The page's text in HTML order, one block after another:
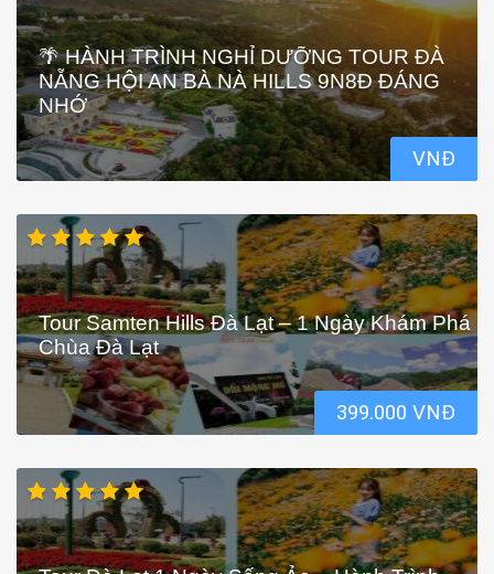
🌴 HÀNH TRÌNH NGHỈ DƯỠNG TOUR ĐÀ
NẴNG HỘI AN BÀ NÀ HILLS 9N8Đ ĐÁNG
NHỚ
VNĐ
Tour Samten Hills Đà Lạt – 1 Ngày Khám Phá
Chùa Đà Lạt
399.000 VNĐ